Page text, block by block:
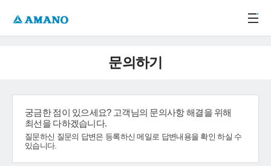
문의하기
궁금한 점이 있으세요? 고객님의 문의사항 해결을 위해
최선을 다하겠습니다.
질문하신 질문의 답변은 등록하신 메일로 답변내용을 확인 하실 수
있습니다.